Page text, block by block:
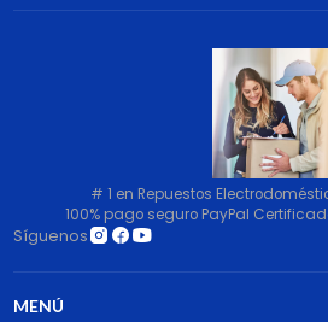
# 1 en Repuestos
100% pago seguro PayPal
Síguenos
MENÚ